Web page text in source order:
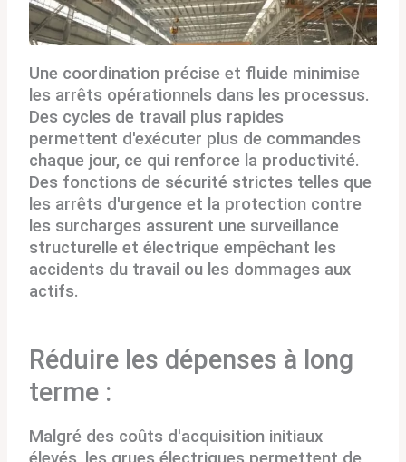
Une coordination précise et fluide minimise
les arrêts opérationnels dans les processus.
Des cycles de travail plus rapides
permettent d'exécuter plus de commandes
chaque jour, ce qui renforce la productivité.
Des fonctions de sécurité strictes telles que
les arrêts d'urgence et la protection contre
les surcharges assurent une surveillance
structurelle et électrique empêchant les
accidents du travail ou les dommages aux
actifs.
Réduire les dépenses à long
terme :
Malgré des coûts d'acquisition initiaux